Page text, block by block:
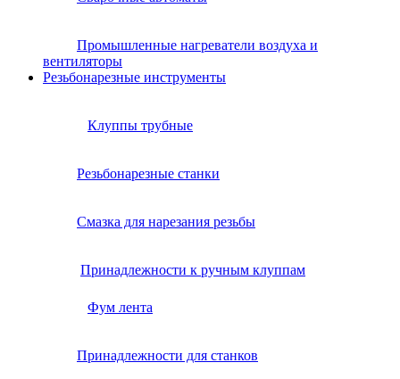
Промышленные нагреватели воздуха и
вентиляторы
Резьбонарезные инструменты
Клуппы трубные
Резьбонарезные станки
Смазка для нарезания резьбы
Принадлежности к ручным клуппам
Фум лента
Принадлежности для станков